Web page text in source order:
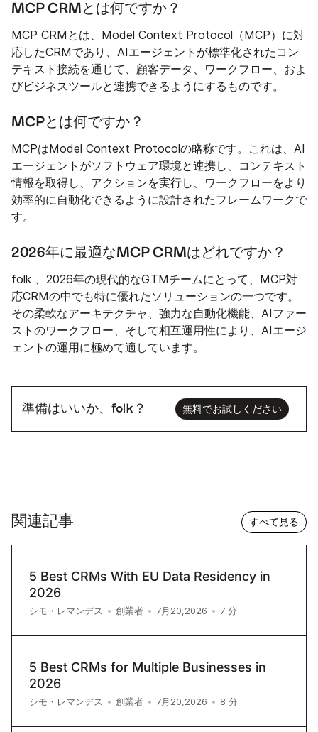
MCP CRMとは何ですか？
MCP CRMとは、Model Context Protocol（MCP）に対
応したCRMであり、AIエージェントが標準化されたコン
テキスト接続を通じて、顧客データ、ワークフロー、およ
びビジネスツールと連携できるようにするものです。
MCPとは何ですか？
MCPはModel Context Protocolの略称です。これは、AI
エージェントがソフトウェア環境と連携し、コンテキスト
情報を取得し、アクションを実行し、ワークフローをより
効率的に自動化できるように設計されたフレームワークで
す。
2026年に最適なMCP CRMはどれですか？
folk 、2026年の現代的なGTMチームにとって、MCP対
応CRMの中でも特に優れたソリューションの一つです。
その柔軟なアーキテクチャ、強力な自動化機能、AIファー
ストのワークフロー、そして相互運用性により、AIエージ
ェントの運用に極めて適しています。
準備はいいか、folk？ 無料でお試しください
関連記事 すべて見る
5 Best CRMs With EU Data Residency in
2026
シモ・レマンデス • 創業者 • 7月20,2026 • 7 分
5 Best CRMs for Multiple Businesses in
2026
シモ・レマンデス • 創業者 • 7月20,2026 • 8 分